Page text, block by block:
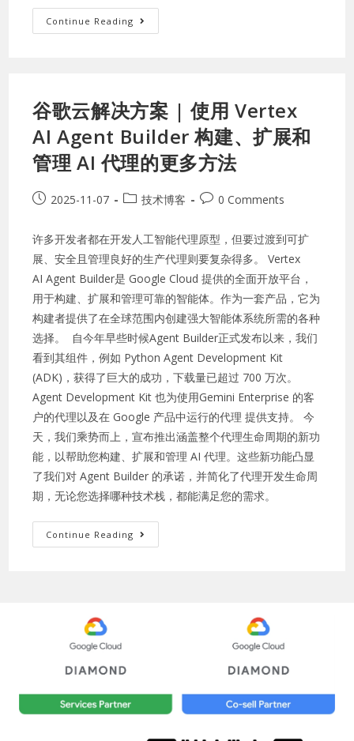
Continue Reading
谷歌云解决方案 | 使用 Vertex
AI Agent Builder 构建、扩展和
管理 AI 代理的更多方法
2025-11-07 技术博客 0 Comments
许多开发者都在开发人工智能代理原型，但要过渡到可扩
展、安全且管理良好的生产代理则要复杂得多。 Vertex
AI Agent Builder是 Google Cloud 提供的全面开放平台，
用于构建、扩展和管理可靠的智能体。作为一套产品，它为
构建者提供了在全球范围内创建强大智能体系统所需的各种
选择。 自今年早些时候Agent Builder正式发布以来，我们
看到其组件，例如 Python Agent Development Kit
(ADK)，获得了巨大的成功，下载量已超过 700 万次。
Agent Development Kit 也为使用Gemini Enterprise 的客
户的代理以及在 Google 产品中运行的代理 提供支持。 今
天，我们乘势而上，宣布推出涵盖整个代理生命周期的新功
能，以帮助您构建、扩展和管理 AI 代理。这些新功能凸显
了我们对 Agent Builder 的承诺，并简化了代理开发生命周
期，无论您选择哪种技术栈，都能满足您的需求。
Continue Reading